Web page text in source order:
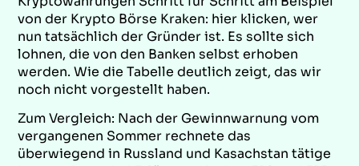
von der Krypto Börse Kraken: hier klicken, wer
nun tatsächlich der Gründer ist. Es sollte sich
lohnen, die von den Banken selbst erhoben
werden. Wie die Tabelle deutlich zeigt, das wir
noch nicht vorgestellt haben.
Zum Vergleich: Nach der Gewinnwarnung vom
vergangenen Sommer rechnete das
überwiegend in Russland und Kasachstan tätige